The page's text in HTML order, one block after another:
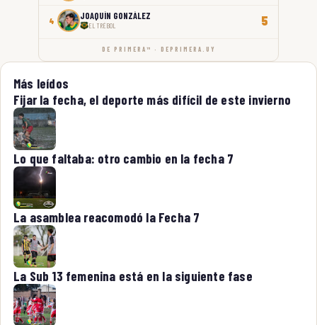
4 JOAQUÍN GONZÁLEZ
EL TRÉBOL 5
DE PRIMERA™ · DEPRIMERA.UY
Más leídos
Fijar la fecha, el deporte más difícil de este invierno
Lo que faltaba: otro cambio en la fecha 7
La asamblea reacomodó la Fecha 7
La Sub 13 femenina está en la siguiente fase